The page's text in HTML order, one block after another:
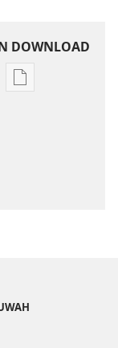
DOWNLOAD
Pilihan
Ora?